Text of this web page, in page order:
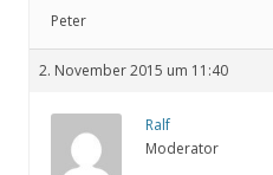
Peter
2. November 2015 um 11:40
Ralf
Moderator